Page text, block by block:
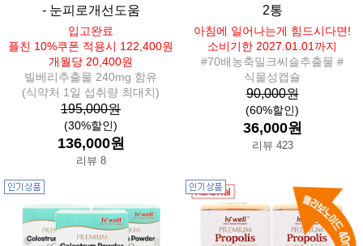
- 눈피로개선도움
입고완료
플친 10%쿠폰 적용시 122,400원
개월당 20,400원
빌베리추출물 240mg 함유
(식약처 1일 섭취량 최대치)
195,000원
(30%할인)
136,000원
리뷰 8
2통
아침에 일어나는게 힘드시다면!
소비기한 2027.01.01까지
#70배농축밀크씨슬추출물 #
식물성캡슐
90,000원
(60%할인)
36,000원
리뷰 423